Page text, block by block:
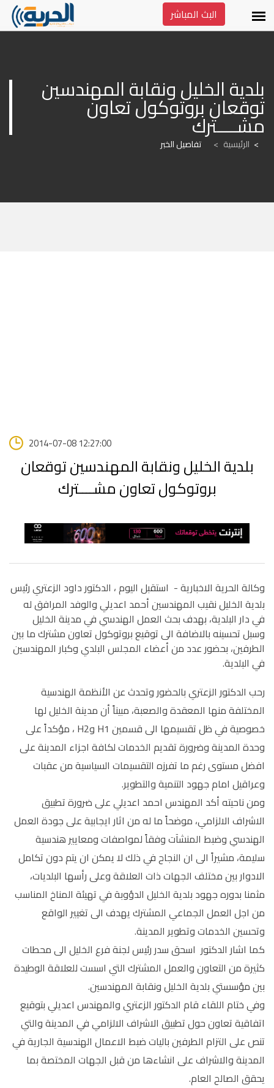
البث المباشر
توقعان بروتوكول تعاون
مشــــترك
الرئيسية > تفاصيل الخبر
2014-07-08 12:27:00
بلدية الخليل ونقابة المهندسين توقعان
بروتوكول تعاون مشــــترك
وكالة الحرية الاخبارية - استقبل اليوم ، الدكتور داود الزعتري رئيس
بلدية الخليل نقيب المهندسين أحمد اعديلي والوفد المرافق له
في دار البلدية، بهدف بحث العمل الهندسي في مدينة الخليل
وسبل تحسينه بالاضافة الى توقيع بروتوكول تعاون مشترك ما بين
الطرفين، بحضور عدد من أعضاء المجلس البلدي وكبار المهندسين
في البلدية.
رحب الدكتور الزعتري بالحضور وتحدث عن الأنظمة الهندسية
المختلفة منها المعقدة والصعبة، مبيناً أن مدينة الخليل لها
خصوصية في ظل تقسيمها الى قسمين H1 وH2 ، مؤكداً على
وحدة المدينة وضرورة تقديم الخدمات لكافة اجزاء المدينة على
افضل مستوى رغم ما تفرزه التقسيمات السياسية من عقبات
وعراقيل امام جهود التنمية والتطوير.
ومن ناحيته أكد المهندس احمد اعديلي على ضرورة تطبيق
الاشراف الالزامي، موضحاً ما له من اثار ايجابية على جودة العمل
الهندسي وضبط المنشآت وفقاً لمواصفات ومعايير هندسية
سليمة، مشيراً الى ان النجاح في ذلك لا يمكن ان يتم دون تكامل
الادوار بين مختلف الجهات ذات العلاقة وعلى رأسها البلديات،
مثمنا بدوره جهود بلدية الخليل الدؤوبة في تهيئة المناخ المناسب
من اجل العمل الجماعي المشترك يهدف الى تغيير الواقع
وتحسين الخدمات وتطوير المدينة.
كما اشار الدكتور اسحق سدر رئيس لجنة فرع الخليل الى محطات
كثيرة من التعاون والعمل المشترك التي اسست للعلاقة الوطيدة
بين مؤسستي بلدية الخليل ونقابة المهندسين.
وفي ختام اللقاء قام الدكتور الزعتري والمهندس اعديلي بتوقيع
اتفاقية تعاون حول تطبيق الاشراف الالزامي في المدينة والتي
تنص على التزام الطرفين باليات ضبط الاعمال الهندسية الجارية في
المدينة والاشراف على انشاءها من قبل الجهات المختصة بما
يحقق الصالح العام.